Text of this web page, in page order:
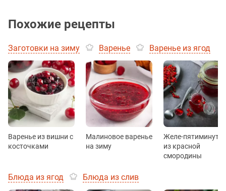
Похожие рецепты
Заготовки на зиму Варенье Варенье из ягод
Варенье из вишни с
косточками
Малиновое варенье
на зиму
Желе-
из красной
смородины
Блюда из ягод Блюда из слив